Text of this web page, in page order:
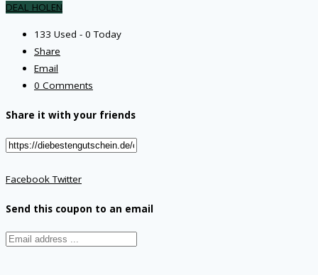
DEAL HOLEN
133 Used - 0 Today
Share
Email
0 Comments
Share it with your friends
FacebookTwitter
Send this coupon to an email